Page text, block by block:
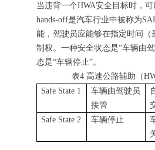
当违背一个HWA安全目标时 ，
hands-off是汽车行业中被称为
能，驾驶员应能够在指定时间（
制权。一种安全状态是“车辆由
态是“车辆停止”。
表4高速公路辅助（
Safe State 1
车辆由驾驶员
接管
Safe State 2 车辆停止